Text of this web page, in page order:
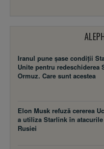
Iranul pune șase condiții
Unite pentru redeschiderea
Ormuz. Care sunt acestea
Elon Musk refuză cererea
a utiliza Starlink în
Rusiei